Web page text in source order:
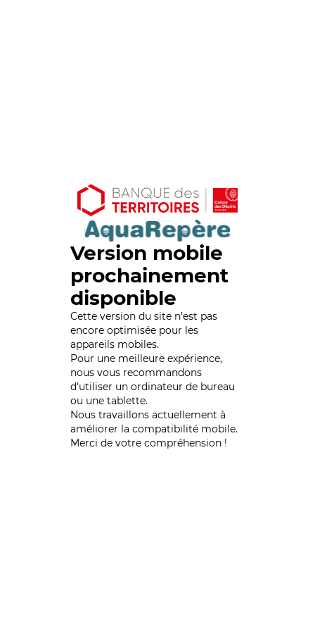
Version mobile
prochainement
disponible
Cette version du site n’est pas
encore optimisée pour les
appareils mobiles.
Pour une meilleure expérience,
nous vous recommandons
d'utiliser un ordinateur de bureau
ou une tablette.
Nous travaillons actuellement à
améliorer la compatibilité mobile.
Merci de votre compréhension !